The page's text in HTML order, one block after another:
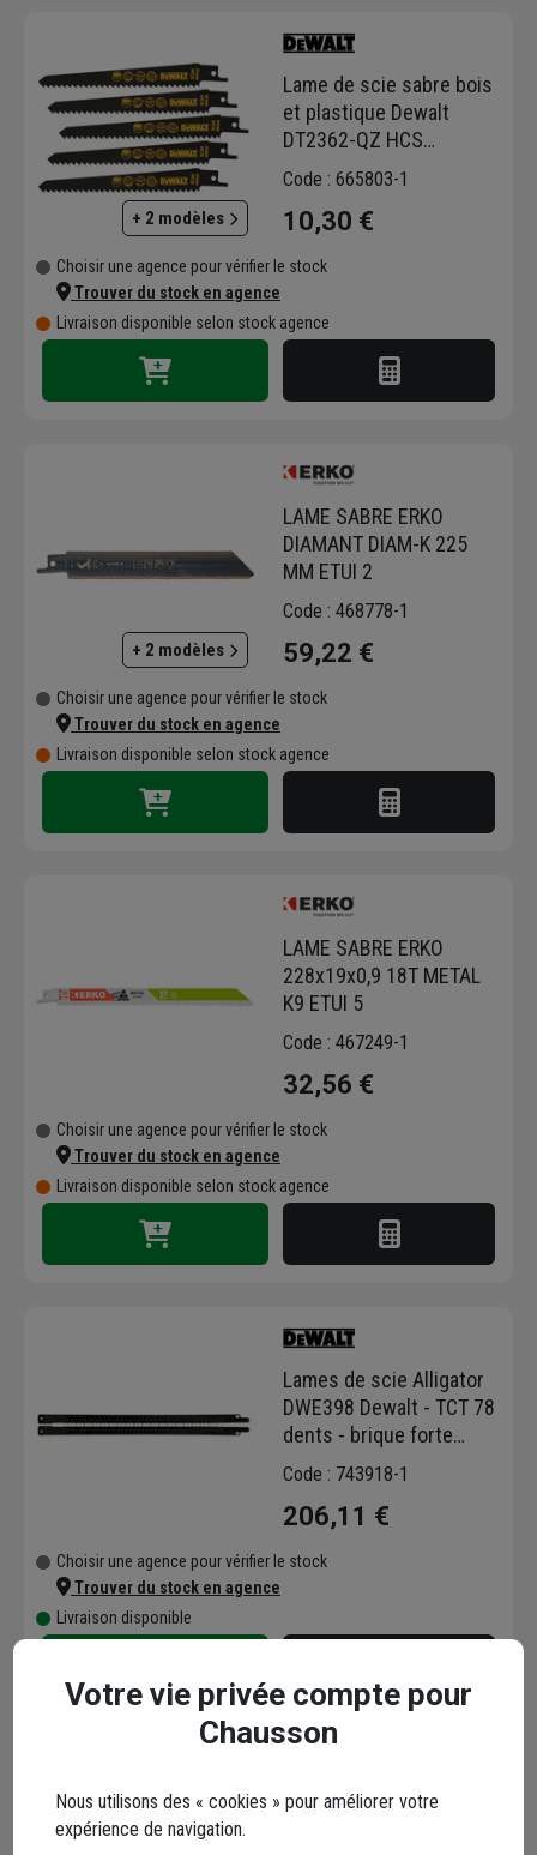
+ 2 modèles
Lame de scie sabre bois
et plastique Dewalt
DT2362-QZ HCS
longueur 152 mm - lot de
5
Code : 665803-1
10,30 €
Choisir une agence pour vérifier le stock
Trouver du stock en agence
Livraison disponible selon stock agence
+ 2 modèles
LAME SABRE ERKO
DIAMANT DIAM-K 225
MM ETUI 2
Code : 468778-1
59,22 €
Choisir une agence pour vérifier le stock
Trouver du stock en agence
Livraison disponible selon stock agence
LAME SABRE ERKO
228x19x0,9 18T METAL
K9 ETUI 5
Code : 467249-1
32,56 €
Choisir une agence pour vérifier le stock
Trouver du stock en agence
Livraison disponible selon stock agence
Lames de scie Alligator
DWE398 Dewalt - TCT 78
dents - brique forte
densité - longueur 430
mm
Code : 743918-1
206,11 €
Choisir une agence pour vérifier le stock
Trouver du stock en agence
Livraison disponible
Lame de scie sabre
Votre vie privée compte pour
Chausson
Nous utilisons des « cookies » pour améliorer votre
expérience de navigation.